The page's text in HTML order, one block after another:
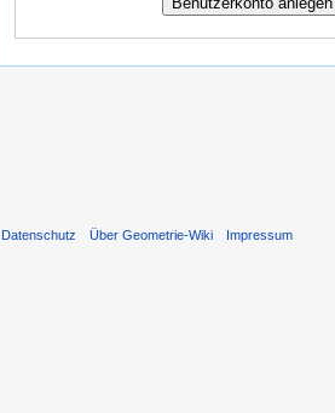
Datenschutz Über Geometrie-Wiki Impressum